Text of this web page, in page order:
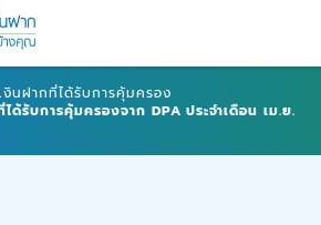
งินฝากที่ได้รับการคุ้มครอง
ด้รับการคุ้มครองจาก DPA ประจำเดือน เม.ย.